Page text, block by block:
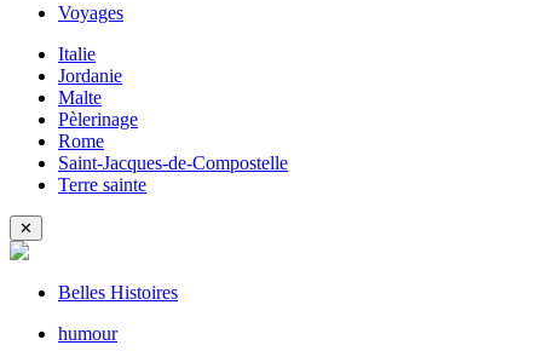
Voyages
Italie
Jordanie
Malte
Pèlerinage
Rome
Saint-Jacques-de-Compostelle
Terre sainte
✕
Belles Histoires
humour